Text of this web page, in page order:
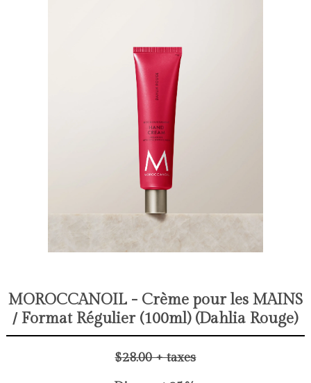
MOROCCANOIL - Crème pour les MAINS
/ Format Régulier (100ml) (Dahlia Rouge)
$28.00 + taxes